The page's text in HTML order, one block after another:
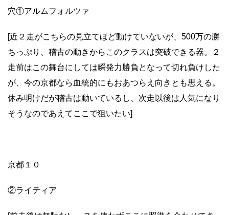
穴①アルムフォルツァ
[近２走がこちらの見立てほど動けていないが、500万の勝
ちっぷり、稽古の動きからこのクラスは突破できる器。２
走前はこの舞台にしては瞬発力勝負となって切れ負けした
が、今の京都なら血統的にもおあつらえ向きとも思える。
休み明けだが稽古は動いているし、次走以後は人気になり
そうなのであえてここで狙いたい]
京都１０
②ライティア